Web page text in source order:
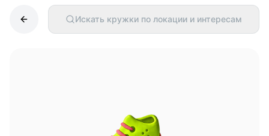
Искать кружки по локации и интересам